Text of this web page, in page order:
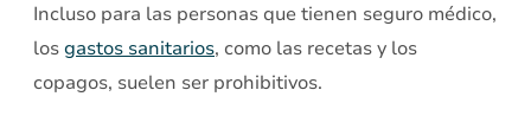
Incluso para las personas que tienen seguro médico,
losgastos sanitarios, como las recetas y los
copagos, suelen ser prohibitivos.